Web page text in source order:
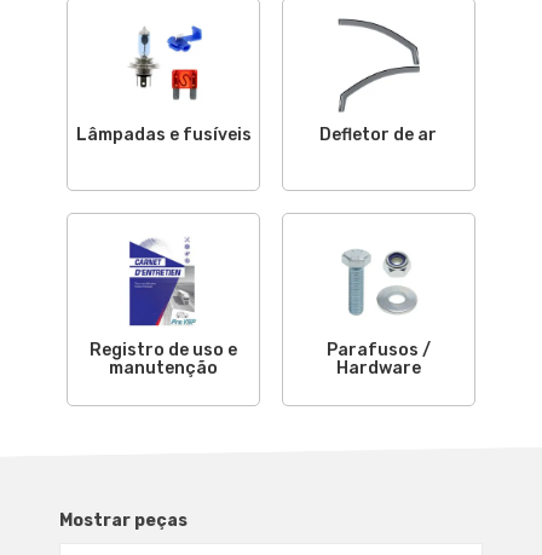
Lâmpadas e fusíveis Defletor de ar
Registro de uso e
manutenção
Parafusos /
Hardware
Mostrar peças